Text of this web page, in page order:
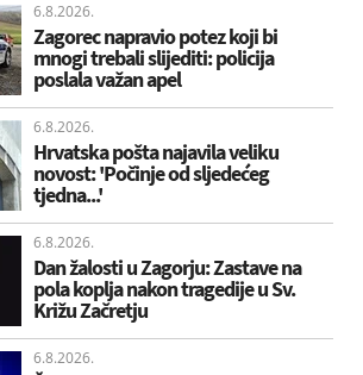
6.8.2026.
Zagorec napravio potez koji bi
mnogi trebali slijediti: policija
poslala važan apel
6.8.2026.
Hrvatska pošta najavila veliku
novost: 'Počinje od sljedećeg
tjedna...'
6.8.2026.
Dan žalosti u Zagorju: Zastave na
pola koplja nakon tragedije u Sv.
Križu Začretju
6.8.2026.